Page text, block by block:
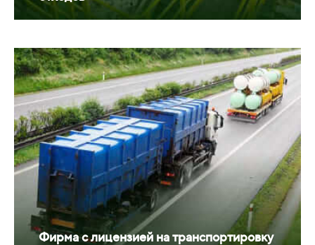
Фирма с лицензией на транспортировку